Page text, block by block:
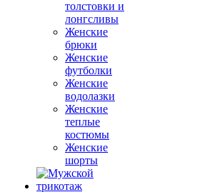
толстовки и
лонгсливы
Женские
брюки
Женские
футболки
Женские
водолазки
Женские
теплые
костюмы
Женские
шорты